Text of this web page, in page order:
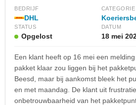
BEDRIJF
DHL
CATEGORIE
STATUS
Opgelost
DATUM
18 mei
Een klant heeft op 16 mei een
pakket klaar zou liggen bij het
Beesd, maar bij aankomst bleek het
en met maandag. De klant uit
onbetrouwbaarheid van het